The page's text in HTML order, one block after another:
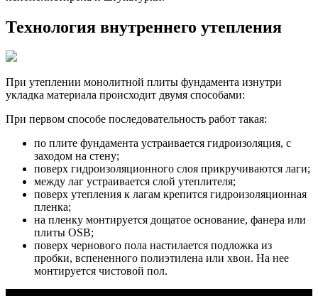
Технология внутреннего утепления
При утеплении монолитной плиты фундамента изнутри
укладка материала происходит двумя способами:
При первом способе последовательность работ такая:
по плите фундамента устраивается гидроизоляция, с
заходом на стену;
поверх гидроизоляционного слоя прикручиваются лаги;
между лаг устраивается слой утеплителя;
поверх утепления к лагам крепится гидроизоляционная
пленка;
на пленку монтируется дощатое основание, фанера или
плиты OSB;
поверх чернового пола настилается подложка из
пробки, вспененного полиэтилена или хвои. На нее
монтируется чистовой пол.